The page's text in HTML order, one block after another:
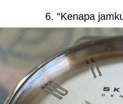
6. “Kenapa